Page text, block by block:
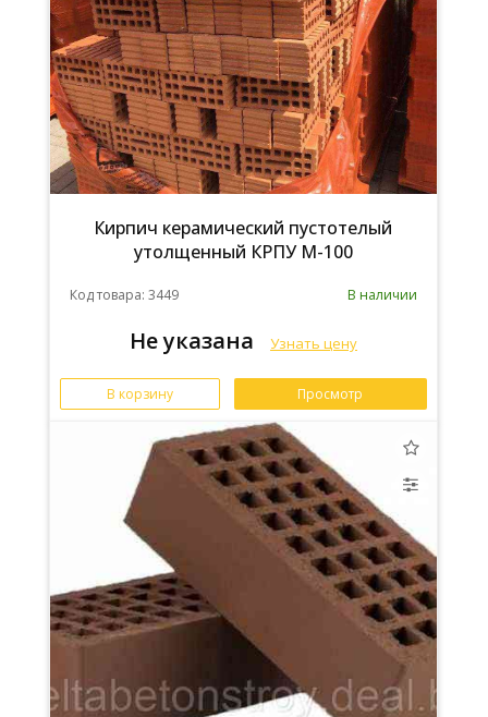
Кирпич керамический пустотелый
утолщенный КРПУ М-100
Код товара: 3449 В наличии
Не указана Узнать цену
В корзину Просмотр